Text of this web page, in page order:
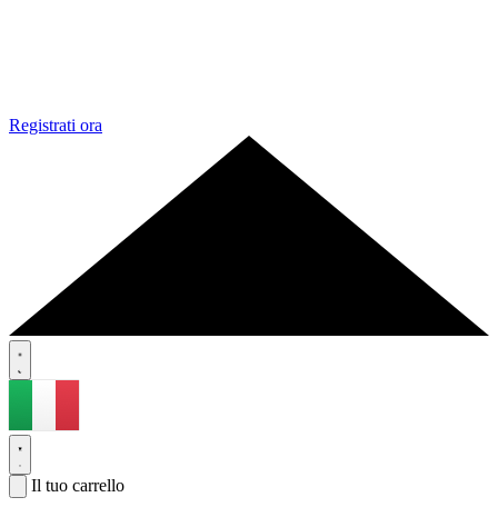
Registrati ora
Il tuo carrello